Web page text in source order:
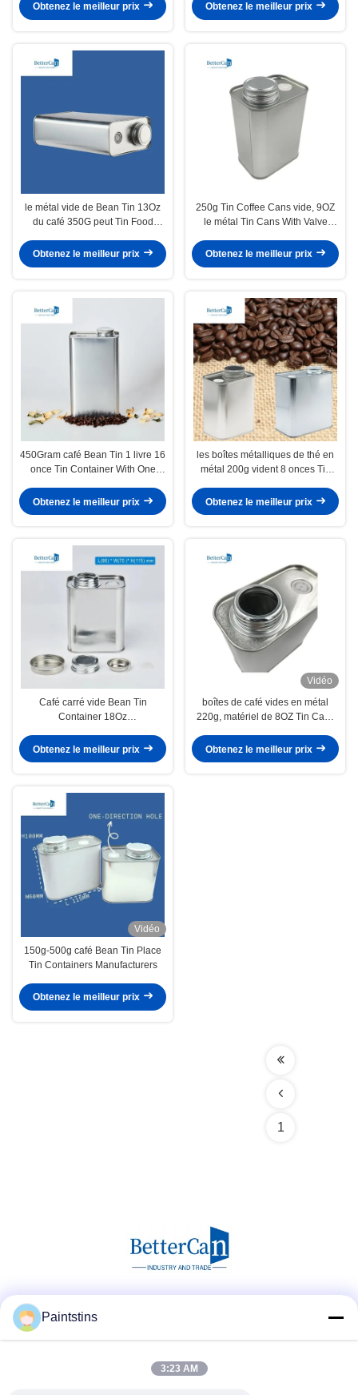
Obtenez le meilleur prix
Obtenez le meilleur prix
le métal vide de Bean Tin 13Oz
du café 350G peut Tin Food
Obtenez le meilleur prix
250g Tin Coffee Cans vide, 9OZ
le métal Tin Cans With Valve
Obtenez le meilleur prix
450Gram café Bean Tin 1 livre 16
once Tin Container With One
Obtenez le meilleur prix
les boîtes métalliques de thé en
métal 200g vident 8 onces Tin
la valve
Obtenez le meilleur prix
Café carré vide Bean Tin
Container 18Oz
Obtenez le meilleur prix
Vidéo
boîtes de café vides en métal
220g, matériel de 8OZ Tin Cans
Obtenez le meilleur prix
Vidéo
150g-500g café Bean Tin Place
Tin Containers Manufacturers
Obtenez le meilleur prix
1
Paintstins
3:23 AM